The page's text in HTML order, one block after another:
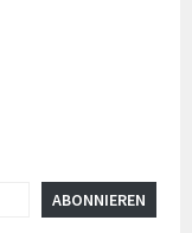
ABONNIEREN